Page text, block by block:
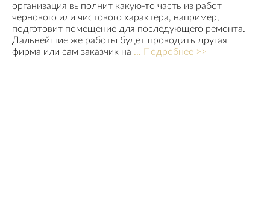
организация выполнит какую-то часть из работ
чернового или чистового характера, например,
подготовит помещение для последующего ремонта.
Дальнейшие же работы будет проводить другая
фирма или сам заказчик на ... Подробнее >>